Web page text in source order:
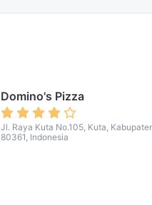
Domino's Pizza
Jl. Raya Kuta No.105, Kuta,
80361, Indonesia